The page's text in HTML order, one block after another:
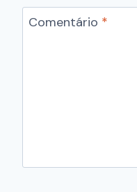
Comentário *